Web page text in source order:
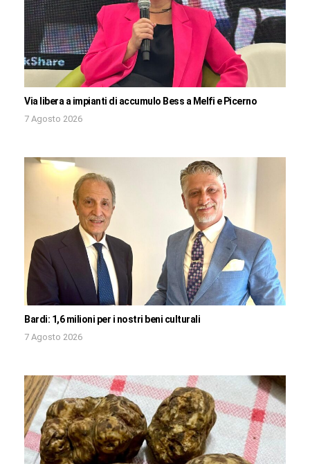
Via libera a impianti di accumulo Bess a Melfi e Picerno
7 Agosto 2026
Bardi: 1,6 milioni per i nostri beni culturali
7 Agosto 2026